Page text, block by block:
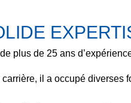
plus de 25 ans
il a occupé diverses